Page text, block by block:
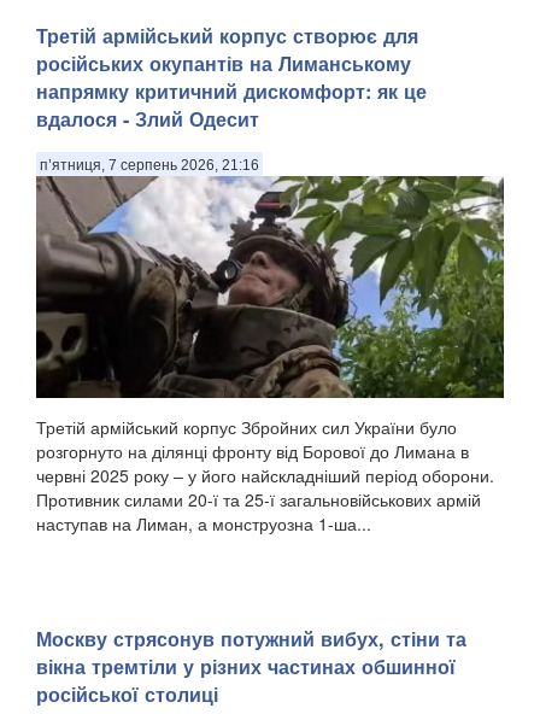
Третій армійський корпус створює для
російських окупантів на Лиманському
напрямку критичний дискомфорт: як це
вдалося - Злий Одесит
п’ятниця, 7 серпень 2026, 21:16
Третій армійський корпус Збройних сил України було
розгорнуто на ділянці фронту від Борової до Лимана в
червні 2025 року – у його найскладніший період оборони.
Противник силами 20-ї та 25-ї загальновійськових армій
наступав на Лиман, а монструозна 1-ша...
Москву стрясонув потужний вибух, стіни та
вікна тремтіли у різних частинах обшинної
російської столиці